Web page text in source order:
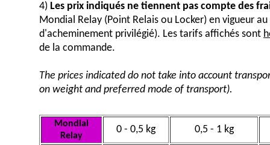
4) Les prix indiqués ne tiennent pas compte des
Mondial Relay (Point Relais ou Locker) en vigueur
d'acheminement privilégié). Les tarifs affichés sont
de la commande.
The prices indicated do not take into account
on weight and preferred mode of transport).
Mondial
Relay
0 - 0,5 kg 0,5 - 1 kg